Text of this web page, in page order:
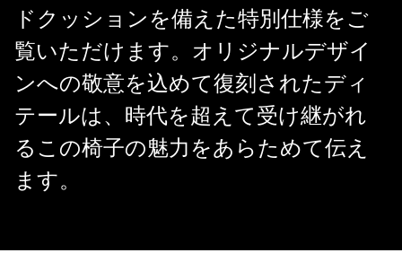
ドクッションを備えた特別仕様をご
覧いただけます。オリジナルデザイ
ンへの敬意を込めて復刻されたディ
テールは、時代を超えて受け継がれ
るこの椅子の魅力をあらためて伝え
ます。